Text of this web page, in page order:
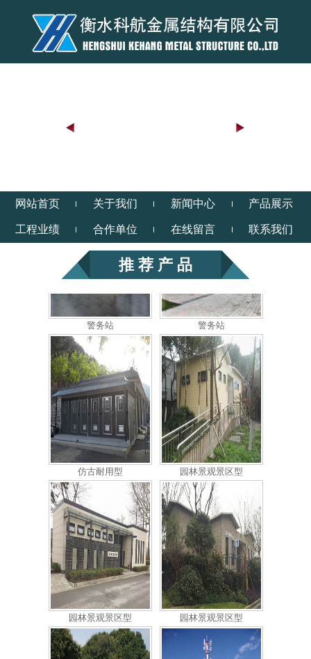
网站首页 关于我们 新闻中心 产品展示
工程业绩 合作单位 在线留言 联系我们
推 荐 产 品
仿古耐用型 园林景观景区型
园林景观景区型 园林景观景区型